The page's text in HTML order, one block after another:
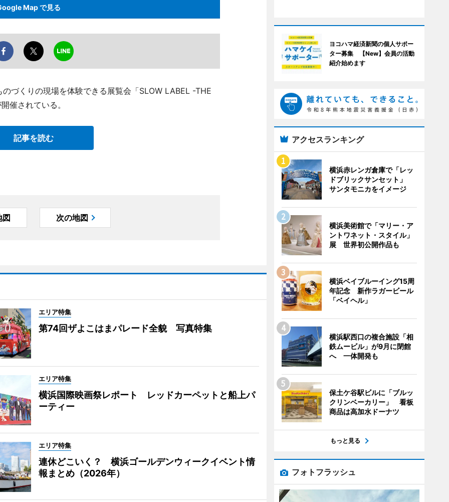
Map で見る
づくりの現場を体験できる展覧会「SLOW LABEL -THE
催されている。
記事を読む
図 次の地図
エリア特集
第74回ザよこはまパレード全貌 写真特集
エリア特集
横浜国際映画祭レポート レッドカーペットと船上パ
ーティー
エリア特集
連休どこいく？ 横浜ゴールデンウィークイベント情
報まとめ（2026年）
ヨコハマ経済新聞の個人サポー
ター募集 【New】会員の活動
紹介始めます
アクセスランキング
横浜赤レンガ倉庫で「レッ
ドブリックサンセット」
サンタモニカをイメージ
横浜美術館で「マリー・ア
ントワネット・スタイル」
展 世界初公開作品も
横浜ベイブルーイング15周
年記念 新作ラガービール
「ベイヘル」
横浜駅西口の複合施設「相
鉄ムービル」が9月に閉館
へ 一体開発も
保土ケ谷駅ビルに「ブルッ
クリンベーカリー」 看板
商品は高加水ドーナツ
もっと見る
フォトフラッシュ